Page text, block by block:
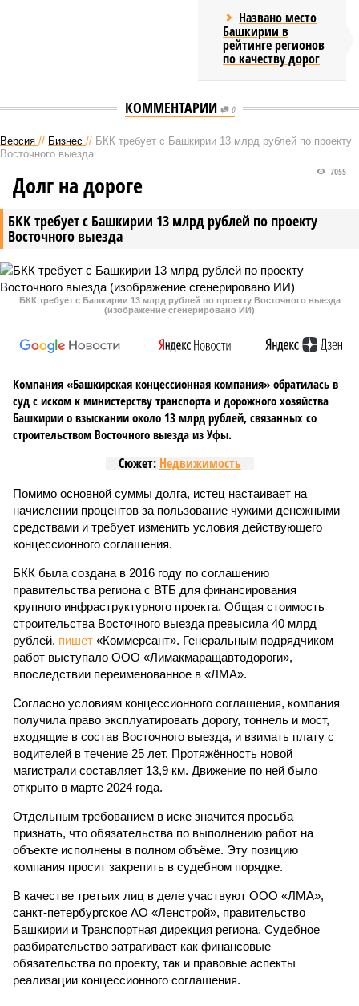
Названо место
Башкирии в
рейтинге регионов
по качеству дорог
КОММЕНТАРИИ 0
Версия // Бизнес // БКК требует с Башкирии 13 млрд рублей по проекту
Восточного выезда
БКК требует с Башкирии 13 млрд рублей по проекту
Восточного выезда
7055
Долг на дороге
БКК требует с Башкирии 13 млрд рублей по проекту Восточного выезда
(изображение сгенерировано ИИ)
Компания «Башкирская концессионная компания» обратилась в
суд с иском к министерству транспорта и дорожного хозяйства
Башкирии о взыскании около 13 млрд рублей, связанных со
строительством Восточного выезда из Уфы.
Сюжет: Недвижимость
Помимо основной суммы долга, истец настаивает на
начислении процентов за пользование чужими денежными
средствами и требует изменить условия действующего
концессионного соглашения.
БКК была создана в 2016 году по соглашению
правительства региона с ВТБ для финансирования
крупного инфраструктурного проекта. Общая стоимость
строительства Восточного выезда превысила 40 млрд
рублей, пишет «Коммерсант». Генеральным подрядчиком
работ выступало ООО «Лимакмаращавтодороги»,
впоследствии переименованное в «ЛМА».
Согласно условиям концессионного соглашения, компания
получила право эксплуатировать дорогу, тоннель и мост,
входящие в состав Восточного выезда, и взимать плату с
водителей в течение 25 лет. Протяжённость новой
магистрали составляет 13,9 км. Движение по ней было
открыто в марте 2024 года.
Отдельным требованием в иске значится просьба
признать, что обязательства по выполнению работ на
объекте исполнены в полном объёме. Эту позицию
компания просит закрепить в судебном порядке.
В качестве третьих лиц в деле участвуют ООО «ЛМА»,
санкт-петербургское АО «Ленстрой», правительство
Башкирии и Транспортная дирекция региона. Судебное
разбирательство затрагивает как финансовые
обязательства по проекту, так и правовые аспекты
реализации концессионного соглашения.